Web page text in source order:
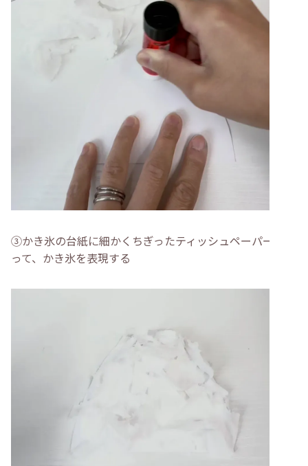
③かき氷の台紙に細かくちぎったティッシュペーパーを貼
って、かき氷を表現する